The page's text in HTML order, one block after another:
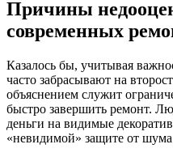
Причины
современных
Казалось бы, учитывая
часто забрасывают на
объяснением служит
быстро завершить ремонт.
деньги на видимые
«невидимой» защите от